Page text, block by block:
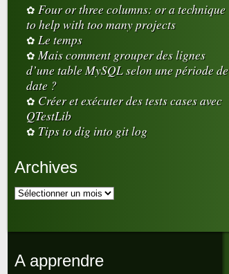
Four or three columns: or a technique
to help with too many projects
Le temps
Mais comment grouper des lignes
d’une table MySQL selon une période de
date ?
Créer et exécuter des tests cases avec
QTestLib
Tips to dig into git log
Archives
A apprendre